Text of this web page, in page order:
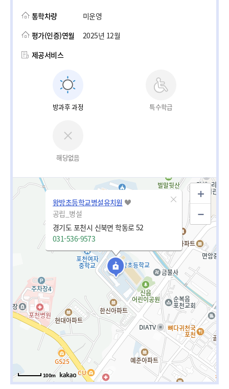
통학차량
미운영
평가(인증)연월
2025년 12월
제공서비스
방과후 과정 특수학급
해당없음
왕방초등학교병설유치원
공립_병설
경기도 포천시 신북면 학동로 52
031-536-9573
100m